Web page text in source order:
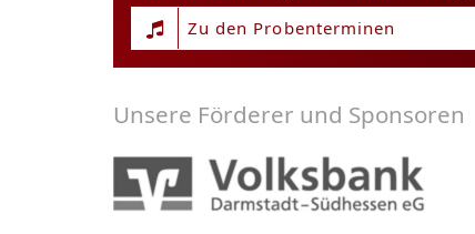
Zu den Probenterminen
Unsere Förderer und Sponsoren